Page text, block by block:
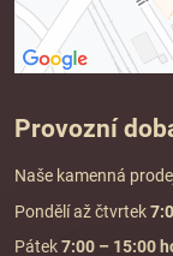
Provozní
Naše kamenná
Pondělí až čtvrtek
Pátek7:00 – 15:00